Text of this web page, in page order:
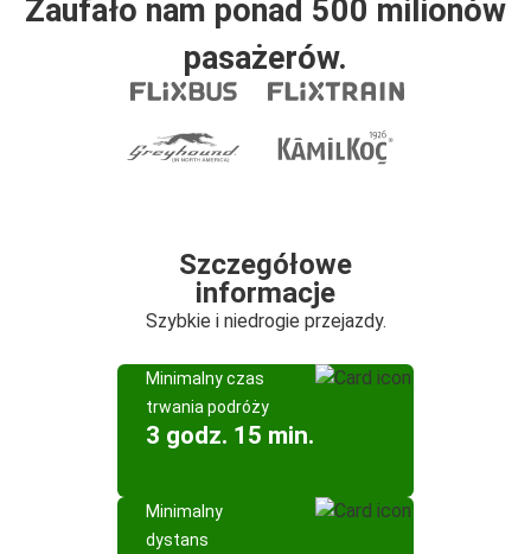
Zaufało nam ponad 500 milionów
pasażerów.
Szczegółowe
informacje
Szybkie i niedrogie przejazdy.
Minimalny czas
trwania podróży
3 godz. 15 min.
Minimalny
dystans